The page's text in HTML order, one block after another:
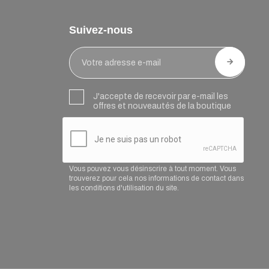
Suivez-nous
J'accepte de recevoir par e-mail les
offres et nouveautés de la boutique
Vous pouvez vous désinscrire à tout moment. Vous
trouverez pour cela nos informations de contact dans
les conditions d'utilisation du site.